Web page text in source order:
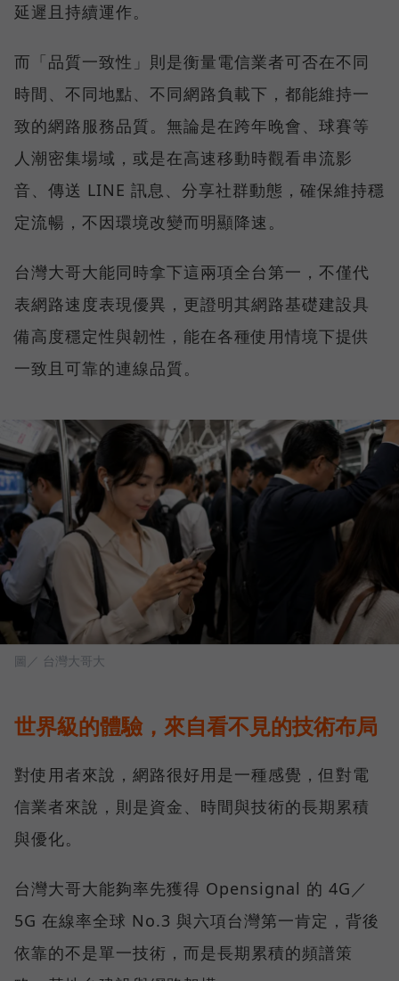
延遲且持續運作。
而「品質一致性」則是衡量電信業者可否在不同
時間、不同地點、不同網路負載下，都能維持一
致的網路服務品質。無論是在跨年晚會、球賽等
人潮密集場域，或是在高速移動時觀看串流影
音、傳送 LINE 訊息、分享社群動態，確保維持穩
定流暢，不因環境改變而明顯降速。
台灣大哥大能同時拿下這兩項全台第一，不僅代
表網路速度表現優異，更證明其網路基礎建設具
備高度穩定性與韌性，能在各種使用情境下提供
一致且可靠的連線品質。
圖／ 台灣大哥大
世界級的體驗，來自看不見的技術布局
對使用者來說，網路很好用是一種感覺，但對電
信業者來說，則是資金、時間與技術的長期累積
與優化。
台灣大哥大能夠率先獲得 Opensignal 的 4G／
5G 在線率全球 No.3 與六項台灣第一肯定，背後
依靠的不是單一技術，而是長期累積的頻譜策